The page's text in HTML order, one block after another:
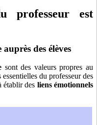
professeur est
des élèves
sont des valeurs propres au
du professeur des
établir des liens émotionnels